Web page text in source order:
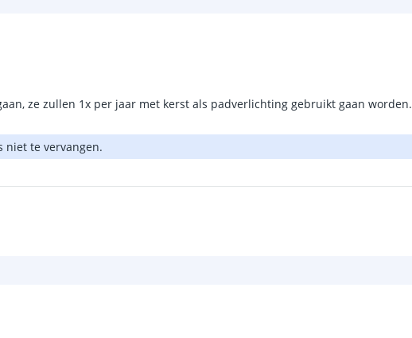
ze zullen 1x per jaar met kerst als padverlichting gebruikt gaan worden.
niet te vervangen.